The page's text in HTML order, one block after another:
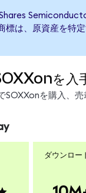
標は、原資産を特
を入
SOXXonを購入、売
ダウンロー